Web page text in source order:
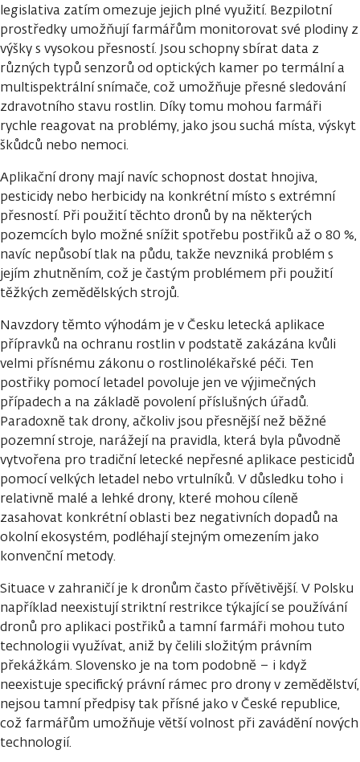
legislativa zatím omezuje jejich plné využití. Bezpilotní
prostředky umožňují farmářům monitorovat své plodiny z
výšky s vysokou přesností. Jsou schopny sbírat data z
různých typů senzorů od optických kamer po termální a
multispektrální snímače, což umožňuje přesné sledování
zdravotního stavu rostlin. Díky tomu mohou farmáři
rychle reagovat na problémy, jako jsou suchá místa, výskyt
škůdců nebo nemoci.
Aplikační drony mají navíc schopnost dostat hnojiva,
pesticidy nebo herbicidy na konkrétní místo s extrémní
přesností. Při použití těchto dronů by na některých
pozemcích bylo možné snížit spotřebu postřiků až o 80 %,
navíc nepůsobí tlak na půdu, takže nevzniká problém s
jejím zhutněním, což je častým problémem při použití
těžkých zemědělských strojů.
Navzdory těmto výhodám je v Česku letecká aplikace
přípravků na ochranu rostlin v podstatě zakázána kvůli
velmi přísnému zákonu o rostlinolékařské péči. Ten
postřiky pomocí letadel povoluje jen ve výjimečných
případech a na základě povolení příslušných úřadů.
Paradoxně tak drony, ačkoliv jsou přesnější než běžné
pozemní stroje, narážejí na pravidla, která byla původně
vytvořena pro tradiční letecké nepřesné aplikace pesticidů
pomocí velkých letadel nebo vrtulníků. V důsledku toho i
relativně malé a lehké drony, které mohou cíleně
zasahovat konkrétní oblasti bez negativních dopadů na
okolní ekosystém, podléhají stejným omezením jako
konvenční metody.
Situace v zahraničí je k dronům často přívětivější. V Polsku
například neexistují striktní restrikce týkající se používání
dronů pro aplikaci postřiků a tamní farmáři mohou tuto
technologii využívat, aniž by čelili složitým právním
překážkám. Slovensko je na tom podobně – i když
neexistuje specifický právní rámec pro drony v zemědělství,
nejsou tamní předpisy tak přísné jako v České republice,
což farmářům umožňuje větší volnost při zavádění nových
technologií.